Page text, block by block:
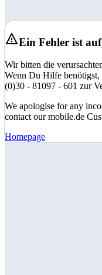
Ein Fehler ist
Wir bitten die
Wenn Du Hilfe benötigst,
(0)30 - 81097 - 601 zur
We apologise for any
contact our mobile.de
Homepage